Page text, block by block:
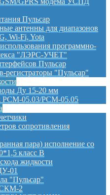
Пульсар
антенны для диапазонов
Wi-Fi, Yota
программно-
"ЛЭРС-УЧЕТ"
Пульсар
регистраторы "Пульсар"
Ду 15-20 мм
РСМ-05.03/РСМ-05.05
сопротивления
пара) исполнение со
класс B
жидкости
01
"Пульсар"
СКМ-2